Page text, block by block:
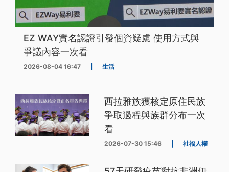
EZ WAY實名認證引發個資疑慮 使用方式與
爭議內容一次看
2026-08-04 16:47 生活
西拉雅族獲核定原住民族
爭取過程與族群分布一次
看
2026-07-30 15:46 社福人權